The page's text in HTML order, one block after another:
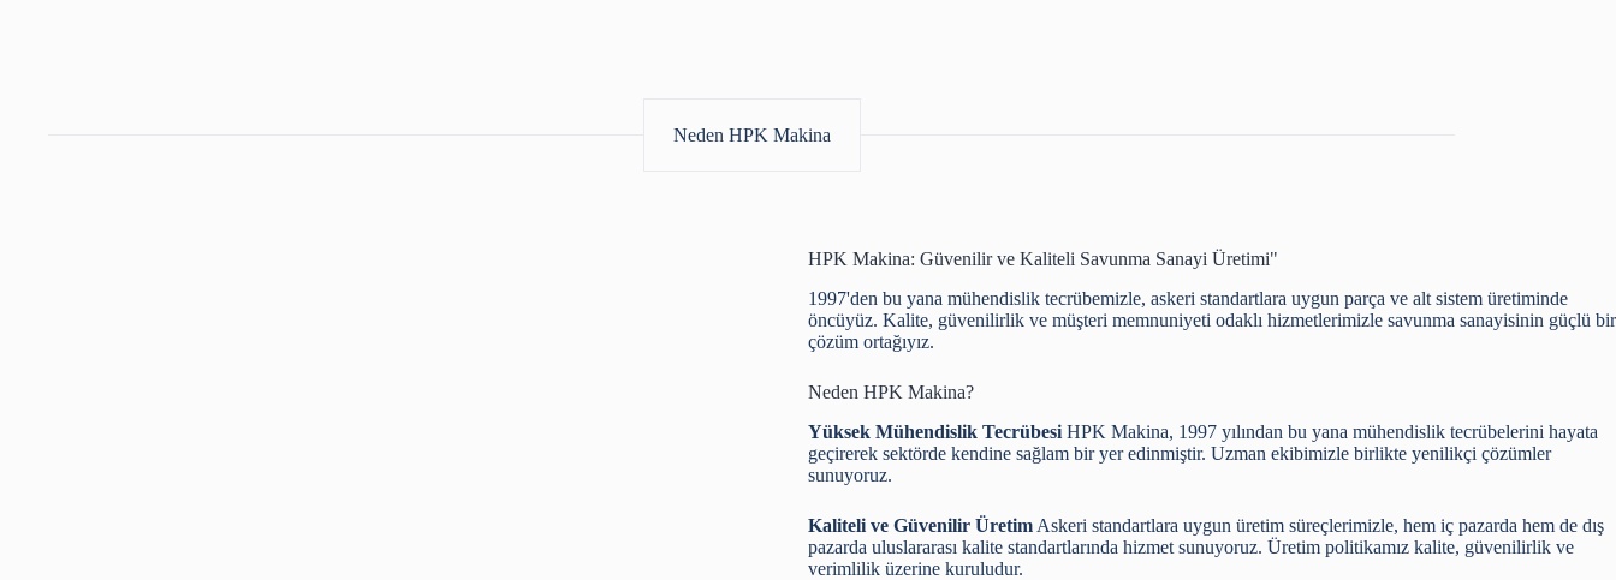
Neden HPK Makina
HPK Makina: Güvenilir ve Kaliteli Savunma Sanayi Üretimi"
1997'den bu yana mühendislik tecrübemizle, askeri standartlara uygun parça ve alt sistem üretiminde
öncüyüz. Kalite, güvenilirlik ve müşteri memnuniyeti odaklı hizmetlerimizle savunma sanayisinin güçlü bir
çözüm ortağıyız.
Neden HPK Makina?
Yüksek Mühendislik Tecrübesi HPK Makina, 1997 yılından bu yana mühendislik tecrübelerini hayata
geçirerek sektörde kendine sağlam bir yer edinmiştir. Uzman ekibimizle birlikte yenilikçi çözümler
sunuyoruz.
Kaliteli ve Güvenilir Üretim Askeri standartlara uygun üretim süreçlerimizle, hem iç pazarda hem de dış
pazarda uluslararası kalite standartlarında hizmet sunuyoruz. Üretim politikamız kalite, güvenilirlik ve
verimlilik üzerine kuruludur.